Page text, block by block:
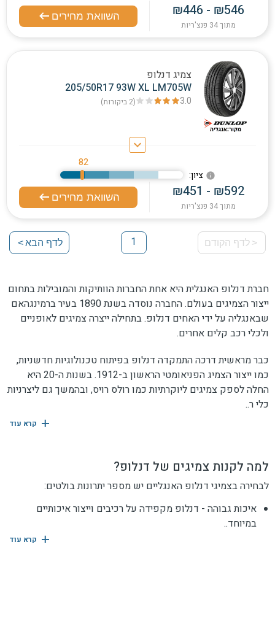
השוואת מחירים ₪446 - ₪546
מתוך 34 פנצ'ריות
צמיג דנלופ
205/50R17 93W XL LM705W
3.0
(2 ביקורות)
keyboard_arrow_down
:ציון info
82
השוואת מחירים ₪451 - ₪592
מתוך 34 פנצ'ריות
< לדף הקודם
1
1
לדף הבא>
חברת דנלופ האנגלית היא אחת החברות הוותיקות והמובילות בתחום
ייצור הצמיגים בעולם. החברה נוסדה בשנת 1890 בעיר ברמינגהאם
שבאנגליה על ידי האחים דנלופ. בתחילה ייצרה צמיגים לאופניים
ולכלי רכב קלים אחרים.
כבר מראשית דרכה התמקדה דנלופ בפיתוח טכנולוגיות חדשניות,
כמו ייצור הצמיג הפניאומטי הראשון ב-1912. בשנות ה-20 היא
החלה לספק צמיגים ליוקרתיות כמו רולס רויס, ובהמשך גם ליצרניות
כלי ר..
קרא עוד
למה לקנות צמיגים של דנלופ?
לבחירה בצמיגי דנלופ האנגליים יש מספר יתרונות בולטים:
איכות גבוהה - דנלופ מקפידה על רכיבים וייצור איכותיים
במיוחד..
קרא עוד